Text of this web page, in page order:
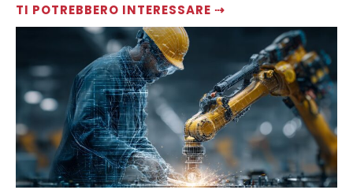
TI POTREBBERO INTERESSARE ⇢